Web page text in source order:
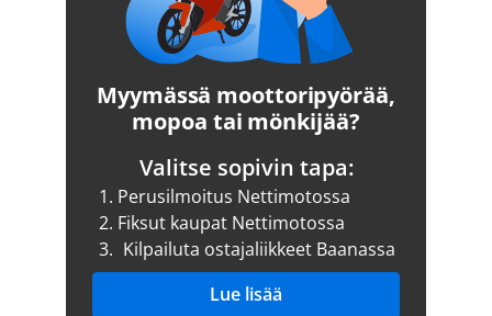
Myymässä moottoripyörää,
mopoa tai mönkijää?
Valitse sopivin tapa:
1. Perusilmoitus Nettimotossa
2. Fiksut kaupat Nettimotossa
3. Kilpailuta ostajaliikkeet Baanassa
Lue lisää